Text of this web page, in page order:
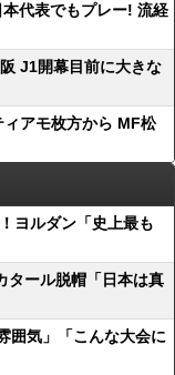
代表でもプレー! 流経
J1開幕目前に大きな
ィアモ枚方から MF松
ヨルダン「史上最も
タール脱帽「日本は真
囲気」「こんな大会に